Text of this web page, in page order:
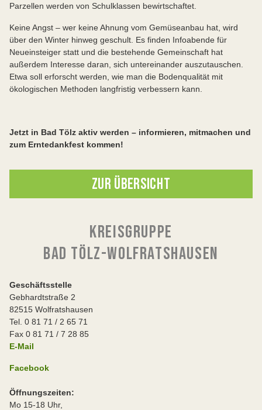
Parzellen werden von Schulklassen bewirtschaftet.
Keine Angst – wer keine Ahnung vom Gemüseanbau hat, wird
über den Winter hinweg geschult. Es finden Infoabende für
Neueinsteiger statt und die bestehende Gemeinschaft hat
außerdem Interesse daran, sich untereinander auszutauschen.
Etwa soll erforscht werden, wie man die Bodenqualität mit
ökologischen Methoden langfristig verbessern kann.
Jetzt in Bad Tölz aktiv werden – informieren, mitmachen und
zum Erntedankfest kommen!
ZUR ÜBERSICHT
KREISGRUPPE
BAD TÖLZ-WOLFRATSHAUSEN
Geschäftsstelle
Gebhardtstraße 2
82515 Wolfratshausen
Tel. 0 81 71 / 2 65 71
Fax 0 81 71 / 7 28 85
E-Mail
Facebook
Öffnungszeiten:
Mo 15-18 Uhr,